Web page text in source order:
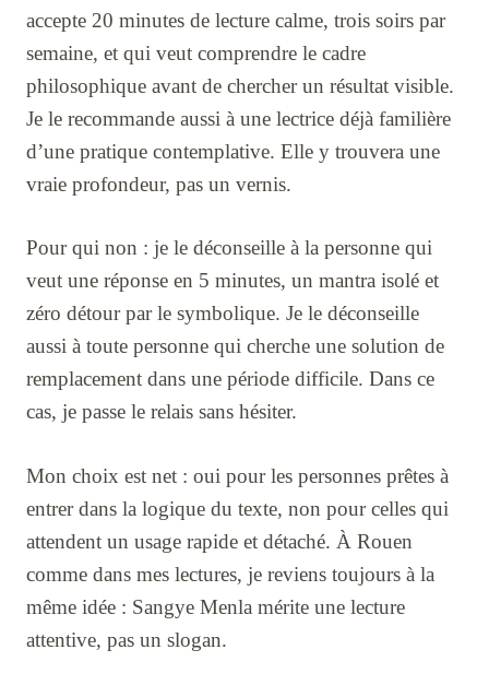
accepte 20 minutes de lecture calme, trois soirs par
semaine, et qui veut comprendre le cadre
philosophique avant de chercher un résultat visible.
Je le recommande aussi à une lectrice déjà familière
d’une pratique contemplative. Elle y trouvera une
vraie profondeur, pas un vernis.
Pour qui non : je le déconseille à la personne qui
veut une réponse en 5 minutes, un mantra isolé et
zéro détour par le symbolique. Je le déconseille
aussi à toute personne qui cherche une solution de
remplacement dans une période difficile. Dans ce
cas, je passe le relais sans hésiter.
Mon choix est net : oui pour les personnes prêtes à
entrer dans la logique du texte, non pour celles qui
attendent un usage rapide et détaché. À Rouen
comme dans mes lectures, je reviens toujours à la
même idée : Sangye Menla mérite une lecture
attentive, pas un slogan.